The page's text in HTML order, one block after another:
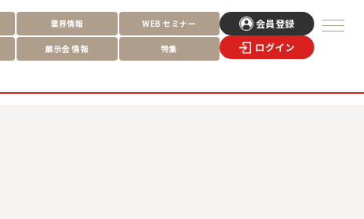
業界情報 WEB セミナー
展示会 情報 特集
会員登録
ログイン